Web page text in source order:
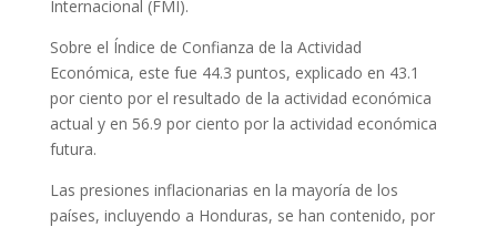
Internacional (FMI).
Sobre el Índice de Confianza de la Actividad
Económica, este fue 44.3 puntos, explicado en 43.1
por ciento por el resultado de la actividad económica
actual y en 56.9 por ciento por la actividad económica
futura.
Las presiones inflacionarias en la mayoría de los
países, incluyendo a Honduras, se han contenido, por